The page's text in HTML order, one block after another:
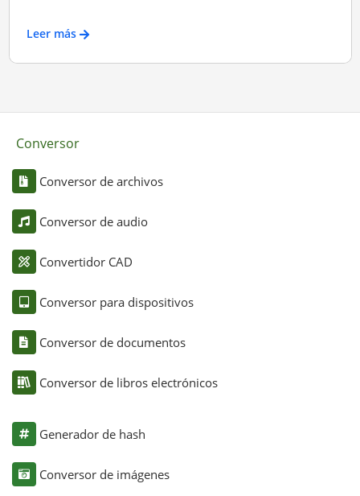
Leer más
Conversor
Conversor de archivos
Conversor de audio
Convertidor CAD
Conversor para dispositivos
Conversor de documentos
Conversor de libros electrónicos
Generador de hash
Conversor de imágenes